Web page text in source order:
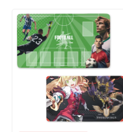
にご相談ください。
願、必勝祈願などのイベン
トグッズをはじめ、ライ
ブ・コンサート・アニメイ
ベント・観光土産・記念品
まで、幅広いシーンで活躍
するオリジナルグッズで
す。販売に必要な資材も一
式取り揃えておりますの
で、お客様はデザインデー
タをご入稿いただくだけで
をモチーフにしたデザイン
が特徴の「オリジナル キー
ボードキーホルダー」は、
キー部分は本物のキーボー
ドのようにカチカチと押す
ことができ、シンプルなが
らも遊び心あふれるユニー
クなアイテムです。 サイズ
やカラーなど、用途やター
ゲットに合わせて仕様を選